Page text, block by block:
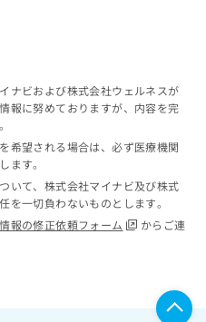
ナビおよび株式会社ウェルネスが
報に努めておりますが、内容を完
希望される場合は、必ず医療機関
ます。
いて、株式会社マイナビ及び株式
を一切負わないものとします。
報の修正依頼フォーム
からご連